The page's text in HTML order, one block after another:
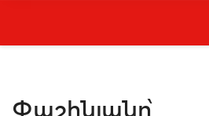
Փաշինյանը՝